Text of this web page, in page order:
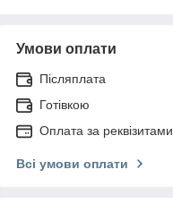
Умови оплати
Післяплата
Готівкою
Оплата за реквізитами
Всі умови оплати